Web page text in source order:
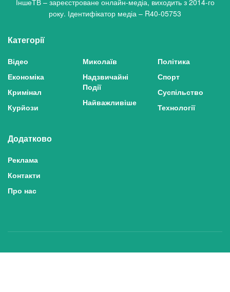
року. Ідентифікатор медіа – R40-05753
Категорії
Відео
Економіка
Кримінал
Курйози
Миколаїв
Надзвичайні
Події
Найважливіше
Політика
Спорт
Суспільство
Технології
Додатково
Реклама
Контакти
Про нас
Політика конфіденційності та захисту персональних даних